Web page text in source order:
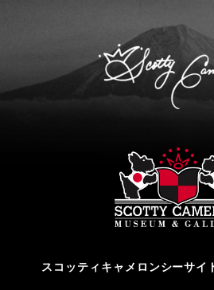
スコッティキャメロンシーサイ